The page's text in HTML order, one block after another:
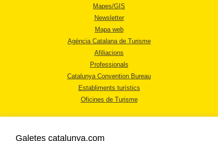
Mapes/GIS
Newsletter
Mapa web
Agència Catalana de Turisme
Afiliacions
Professionals
Catalunya Convention Bureau
Establiments turístics
Oficines de Turisme
Galetes catalunya.com